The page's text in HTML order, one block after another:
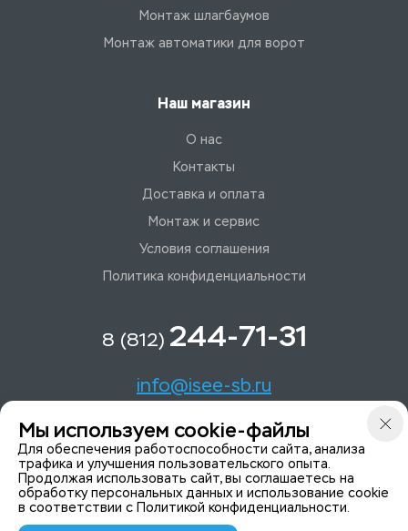
Монтаж шлагбаумов
Монтаж автоматики для ворот
Наш магазин
О нас
Контакты
Доставка и оплата
Монтаж и сервис
Условия соглашения
Политика конфиденциальности
8 (812) 244-71-31
info@isee-sb.ru
Светлановский пр-кт, д. 70, корп. 1
Мы в Telegam
Мы используем cookie-файлы
Для обеспечения работоспособности сайта, анализа
трафика и улучшения пользовательского опыта.
Продолжая использовать сайт, вы соглашаетесь на
обработку персональных данных и использование cookie
в соответствии с Политикой конфиденциальности.